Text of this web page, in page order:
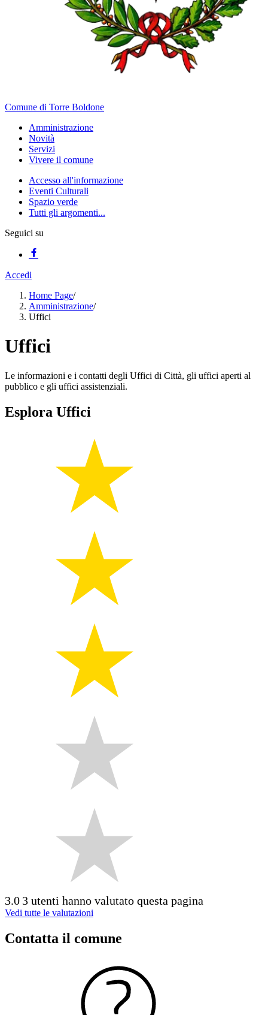
Comune di Torre Boldone
Amministrazione
Novità
Servizi
Vivere il comune
Accesso all'informazione
Eventi Culturali
Spazio verde
Tutti gli argomenti...
Seguici su
Accedi
Home Page/
Amministrazione/
Uffici
Uffici
Le informazioni e i contatti degli Uffici di Città, gli uffici aperti al
pubblico e gli uffici assistenziali.
Esplora Uffici
3.0 3 utenti hanno valutato questa pagina
Vedi tutte le valutazioni
Contatta il comune